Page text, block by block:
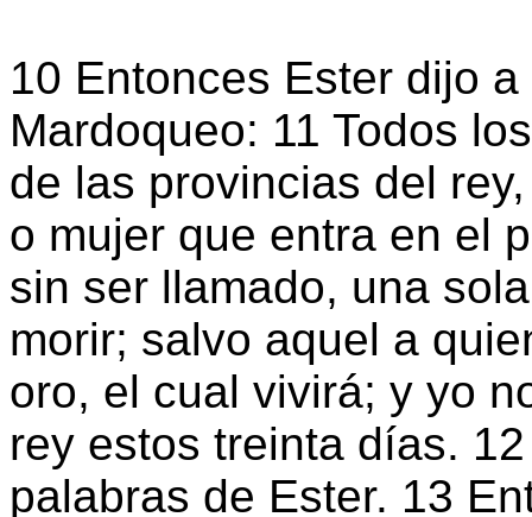
10 Entonces Ester dijo
Mardoqueo: 11 Todos
de las provincias del
o mujer que entra en el
sin ser llamado, una
morir; salvo aquel a
oro, el cual vivirá; y yo
rey estos treinta días.
palabras de Ester. 13